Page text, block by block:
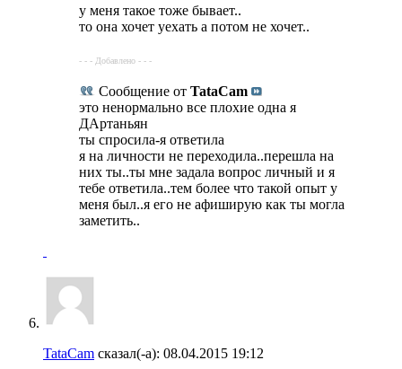
у меня такое тоже бывает..
то она хочет уехать а потом не хочет..
- - - Добавлено - - -
Сообщение от TataCam
это ненормально все плохие одна я
ДАртаньян
ты спросила-я ответила
я на личности не переходила..перешла на
них ты..ты мне задала вопрос личный и я
тебе ответила..тем более что такой опыт у
меня был..я его не афиширую как ты могла
заметить..
TataCam сказал(-а): 08.04.2015 19:12